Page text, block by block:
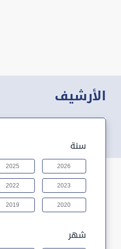
الأرشيف
سنة
2026
2025
2023
2022
2020
2019
شهر